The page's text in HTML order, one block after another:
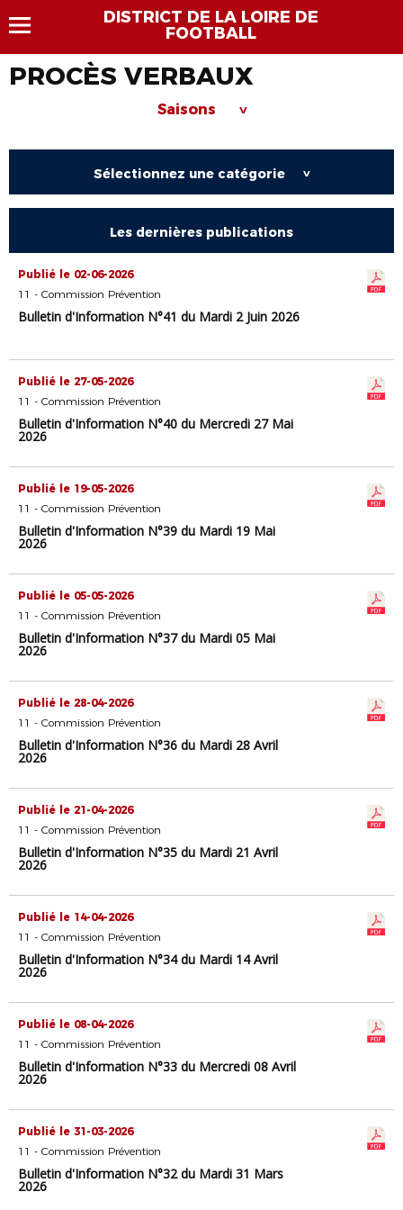
DISTRICT DE LA LOIRE DE
FOOTBALL
PROCÈS VERBAUX
Saisons >
Sélectionnez une catégorie >
Les dernières publications
Publié le 02-06-2026
11 - Commission Prévention
Bulletin d'Information N°41 du Mardi 2 Juin 2026
Publié le 27-05-2026
11 - Commission Prévention
Bulletin d'Information N°40 du Mercredi 27 Mai
2026
Publié le 19-05-2026
11 - Commission Prévention
Bulletin d'Information N°39 du Mardi 19 Mai
2026
Publié le 05-05-2026
11 - Commission Prévention
Bulletin d'Information N°37 du Mardi 05 Mai
2026
Publié le 28-04-2026
11 - Commission Prévention
Bulletin d'Information N°36 du Mardi 28 Avril
2026
Publié le 21-04-2026
11 - Commission Prévention
Bulletin d'Information N°35 du Mardi 21 Avril
2026
Publié le 14-04-2026
11 - Commission Prévention
Bulletin d'Information N°34 du Mardi 14 Avril
2026
Publié le 08-04-2026
11 - Commission Prévention
Bulletin d'Information N°33 du Mercredi 08 Avril
2026
Publié le 31-03-2026
11 - Commission Prévention
Bulletin d'Information N°32 du Mardi 31 Mars
2026